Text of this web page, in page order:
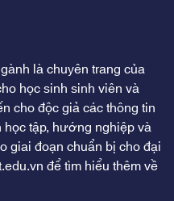
là chuyên trang của
học sinh sinh viên và
cho độc giả các thông tin
tập, hướng nghiệp và
giai đoạn chuẩn bị cho đại
để tìm hiểu thêm về